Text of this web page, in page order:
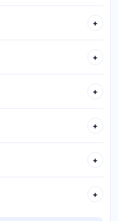
+
+
+
+
+
+